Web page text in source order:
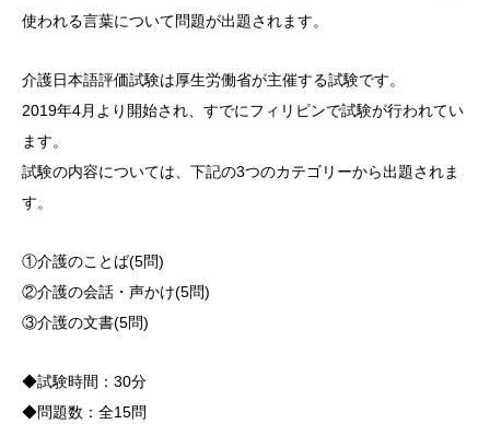
使われる言葉について問題が出題されます。
介護日本語評価試験は厚生労働省が主催する試験です。
2019年4月より開始され、すでにフィリピンで試験が行われてい
ます。
試験の内容については、下記の3つのカテゴリーから出題されま
す。
①介護のことば(5問)
②介護の会話・声かけ(5問)
③介護の文書(5問)
◆試験時間：30分
◆問題数：全15問